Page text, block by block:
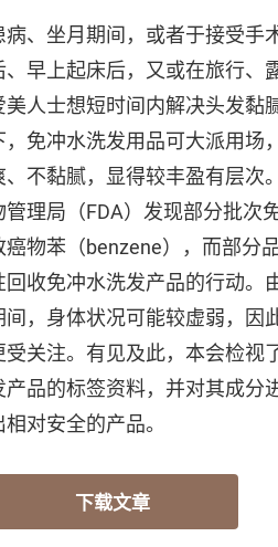
病、坐月期间，或者于接受手
、早上起床后，又或在旅行、
美人士想短时间内解决头发黏
，免冲水洗发用品可大派用场
、不黏腻，显得较丰盈有层次
管理局（FDA）发现部分批次
癌物苯（benzene），而部分
回收免冲水洗发产品的行动。
间，身体状况可能较虚弱，因
受关注。有见及此，本会检视
产品的标签资料，并对其成分
相对安全的产品。
下载文章